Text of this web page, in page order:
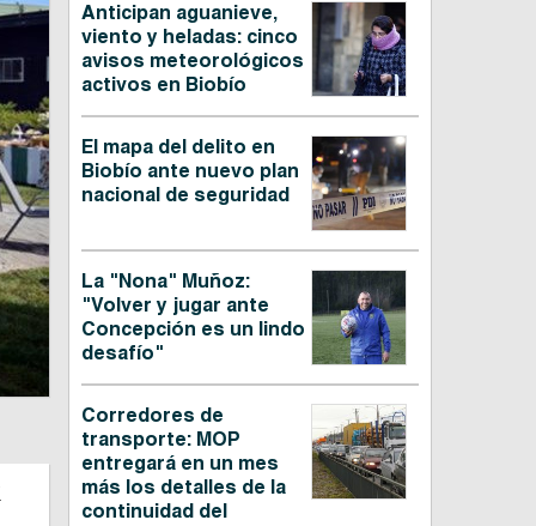
Anticipan aguanieve,
viento y heladas: cinco
avisos meteorológicos
activos en Biobío
El mapa del delito en
Biobío ante nuevo plan
nacional de seguridad
La "Nona" Muñoz:
"Volver y jugar ante
Concepción es un lindo
desafío"
Corredores de
transporte: MOP
entregará en un mes
más los detalles de la
continuidad del